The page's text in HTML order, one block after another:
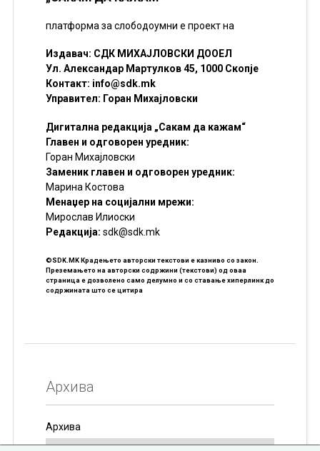
платформа за слободоумни е проект на
Издавач: СДК МИХАЈЛОВСКИ ДООЕЛ
Ул. Александар Мартулков 45, 1000 Скопје
Контакт: info@sdk.mk
Управител: Горан Михајловски
Дигитална редакција „Сакам да кажам“
Главен и одговорен уредник:
Горан Михајловски
Заменик главен и одговорен уредник:
Марина Костова
Менаџер на социјални мрежи:
Мирослав Илиоски
Редакцијa: sdk@sdk.mk
©SDK.MK Крадењето авторски текстови е казниво со закон.
Преземањето на авторски содржини (текстови) од оваа
страница е дозволено само делумно и со ставање хиперлинк до
содржината што се цитира
Архива
Архива